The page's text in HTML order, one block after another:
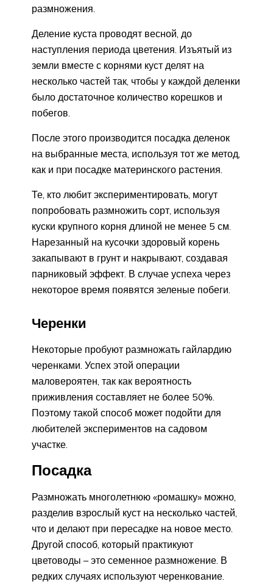
размножения.
Деление куста проводят весной, до
наступления периода цветения. Изъятый из
земли вместе с корнями куст делят на
несколько частей так, чтобы у каждой деленки
было достаточное количество корешков и
побегов.
После этого производится посадка деленок
на выбранные места, используя тот же метод,
как и при посадке материнского растения.
Те, кто любит экспериментировать, могут
попробовать размножить сорт, используя
куски крупного корня длиной не менее 5 см.
Нарезанный на кусочки здоровый корень
закапывают в грунт и накрывают, создавая
парниковый эффект. В случае успеха через
некоторое время появятся зеленые побеги.
Черенки
Некоторые пробуют размножать гайлардию
черенками. Успех этой операции
маловероятен, так как вероятность
приживления составляет не более 50%.
Поэтому такой способ может подойти для
любителей экспериментов на садовом
участке.
Посадка
Размножать многолетнюю «ромашку» можно,
разделив взрослый куст на несколько частей,
что и делают при пересадке на новое место.
Другой способ, который практикуют
цветоводы – это семенное размножение. В
редких случаях используют черенкование.